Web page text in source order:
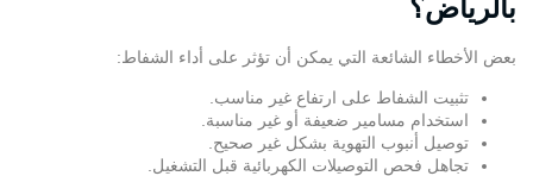
بالرياض؟
بعض الأخطاء الشائعة التي يمكن أن تؤثر على أداء الشفاط:
تثبيت الشفاط على ارتفاع غير مناسب.
استخدام مسامير ضعيفة أو غير مناسبة.
توصيل أنبوب التهوية بشكل غير صحيح.
تجاهل فحص التوصيلات الكهربائية قبل التشغيل.